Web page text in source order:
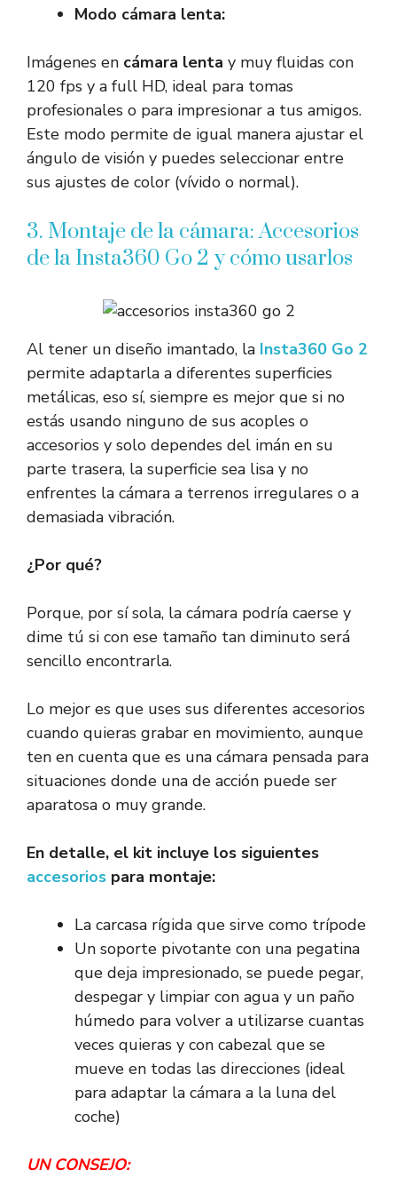
Modo cámara lenta:
Imágenes en cámara lenta y muy fluidas con
120 fps y a full HD, ideal para tomas
profesionales o para impresionar a tus amigos.
Este modo permite de igual manera ajustar el
ángulo de visión y puedes seleccionar entre
sus ajustes de color (vívido o normal).
3. Montaje de la cámara: Accesorios
de la Insta360 Go 2 y cómo usarlos
Al tener un diseño imantado, la Insta360 Go 2
permite adaptarla a diferentes superficies
metálicas, eso sí, siempre es mejor que si no
estás usando ninguno de sus acoples o
accesorios y solo dependes del imán en su
parte trasera, la superficie sea lisa y no
enfrentes la cámara a terrenos irregulares o a
demasiada vibración.
¿Por qué?
Porque, por sí sola, la cámara podría caerse y
dime tú si con ese tamaño tan diminuto será
sencillo encontrarla.
Lo mejor es que uses sus diferentes accesorios
cuando quieras grabar en movimiento, aunque
ten en cuenta que es una cámara pensada para
situaciones donde una de acción puede ser
aparatosa o muy grande.
En detalle, el kit incluye los siguientes
accesorios para montaje:
La carcasa rígida que sirve como trípode
Un soporte pivotante con una pegatina
que deja impresionado, se puede pegar,
despegar y limpiar con agua y un paño
húmedo para volver a utilizarse cuantas
veces quieras y con cabezal que se
mueve en todas las direcciones (ideal
para adaptar la cámara a la luna del
coche)
UN CONSEJO: